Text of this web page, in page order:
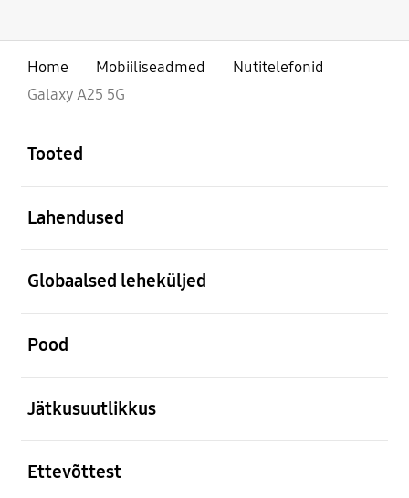
Home Mobiiliseadmed
Nutitelefonid
Galaxy A25 5G
Tooted
Lahendused
Globaalsed leheküljed
Pood
Jätkusuutlikkus
Ettevõttest